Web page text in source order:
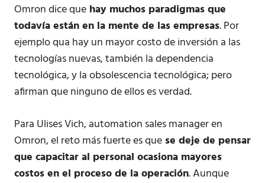
Omron dice que hay muchos paradigmas que
todavía están en la mente de las empresas. Por
ejemplo qua hay un mayor costo de inversión a las
tecnologías nuevas, también la dependencia
tecnológica, y la obsolescencia tecnológica; pero
afirman que ninguno de ellos es verdad.
Para Ulises Vich, automation sales manager en
Omron, el reto más fuerte es que se deje de pensar
que capacitar al personal ocasiona mayores
costos en el proceso de la operación. Aunque